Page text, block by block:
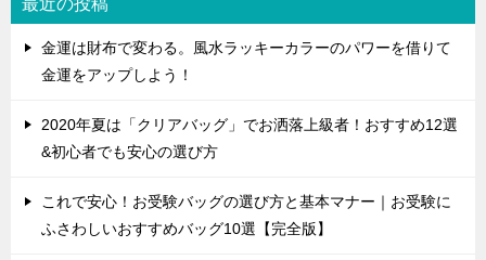
金運は財布で変わる。風水ラッキーカラーのパワーを借りて
金運をアップしよう！
2020年夏は「クリアバッグ」でお洒落上級者！おすすめ12選
&初心者でも安心の選び方
これで安心！お受験バッグの選び方と基本マナー｜お受験に
ふさわしいおすすめバッグ10選【完全版】